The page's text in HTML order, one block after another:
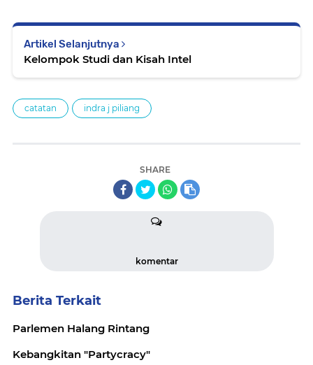
Artikel Selanjutnya
Kelompok Studi dan Kisah Intel
catatan indra j piliang
SHARE
komentar
Berita Terkait
Parlemen Halang Rintang
Kebangkitan "Partycracy"